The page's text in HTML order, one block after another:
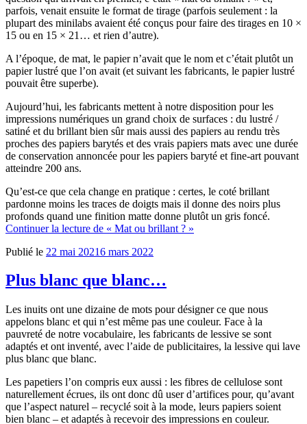
parfois, venait ensuite le format de tirage (parfois seulement : la
plupart des minilabs avaient été conçus pour faire des tirages en 10 ×
15 ou en 15 × 21… et rien d’autre).
A l’époque, de mat, le papier n’avait que le nom et c’était plutôt un
papier lustré que l’on avait (et suivant les fabricants, le papier lustré
pouvait être superbe).
Aujourd’hui, les fabricants mettent à notre disposition pour les
impressions numériques un grand choix de surfaces : du lustré /
satiné et du brillant bien sûr mais aussi des papiers au rendu très
proches des papiers barytés et des vrais papiers mats avec une durée
de conservation annoncée pour les papiers baryté et fine-art pouvant
atteindre 200 ans.
Qu’est-ce que cela change en pratique : certes, le coté brillant
pardonne moins les traces de doigts mais il donne des noirs plus
profonds quand une finition matte donne plutôt un gris foncé.
Continuer la lecture de « Mat ou brillant ? »
Publié le 22 mai 20216 mars 2022
Plus blanc que blanc…
Les inuits ont une dizaine de mots pour désigner ce que nous
appelons blanc et qui n’est même pas une couleur. Face à la
pauvreté de notre vocabulaire, les fabricants de lessive se sont
adaptés et ont inventé, avec l’aide de publicitaires, la lessive qui lave
plus blanc que blanc.
Les papetiers l’on compris eux aussi : les fibres de cellulose sont
naturellement écrues, ils ont donc dû user d’artifices pour, qu’avant
que l’aspect naturel – recyclé soit à la mode, leurs papiers soient
bien blanc – et adaptés à recevoir des impressions en couleur.